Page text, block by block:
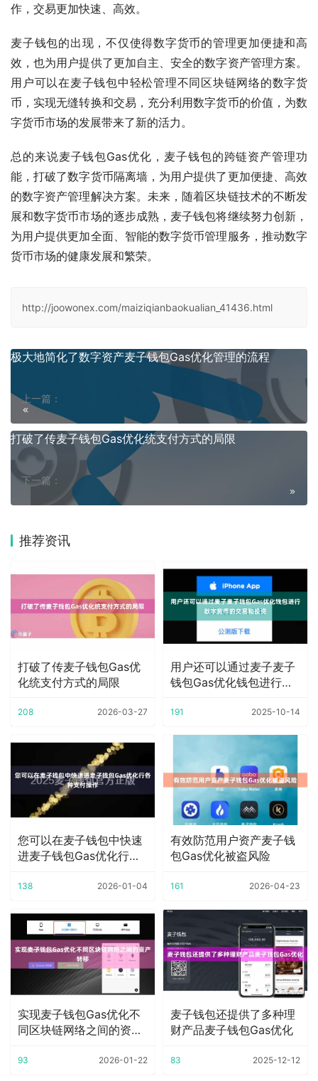
作，交易更加快速、高效。
麦子钱包的出现，不仅使得数字货币的管理更加便捷和高
效，也为用户提供了更加自主、安全的数字资产管理方案。
用户可以在麦子钱包中轻松管理不同区块链网络的数字货
币，实现无缝转换和交易，充分利用数字货币的价值，为数
字货币市场的发展带来了新的活力。
总的来说麦子钱包Gas优化，麦子钱包的跨链资产管理功
能，打破了数字货币隔离墙，为用户提供了更加便捷、高效
的数字资产管理解决方案。未来，随着区块链技术的不断发
展和数字货币市场的逐步成熟，麦子钱包将继续努力创新，
为用户提供更加全面、智能的数字货币管理服务，推动数字
货币市场的健康发展和繁荣。
http://joowonex.com/maiziqianbaokualian_41436.html
上一篇：
极大地简化了数字资产麦子钱包Gas优化管理的流程
下一篇：
打破了传麦子钱包Gas优化统支付方式的局限
推荐资讯
打破了传麦子钱包Gas优
化统支付方式的局限
208 2026-03-27
用户还可以通过麦子麦子
钱包Gas优化钱包进行数
191 2025-10-14
您可以在麦子钱包中快速
进麦子钱包Gas优化行各
138 2026-01-04
有效防范用户资产麦子钱
包Gas优化被盗风险
161 2026-04-23
实现麦子钱包Gas优化不
同区块链网络之间的资产
93 2026-01-22
麦子钱包还提供了多种理
财产品麦子钱包Gas优化
83 2025-12-12